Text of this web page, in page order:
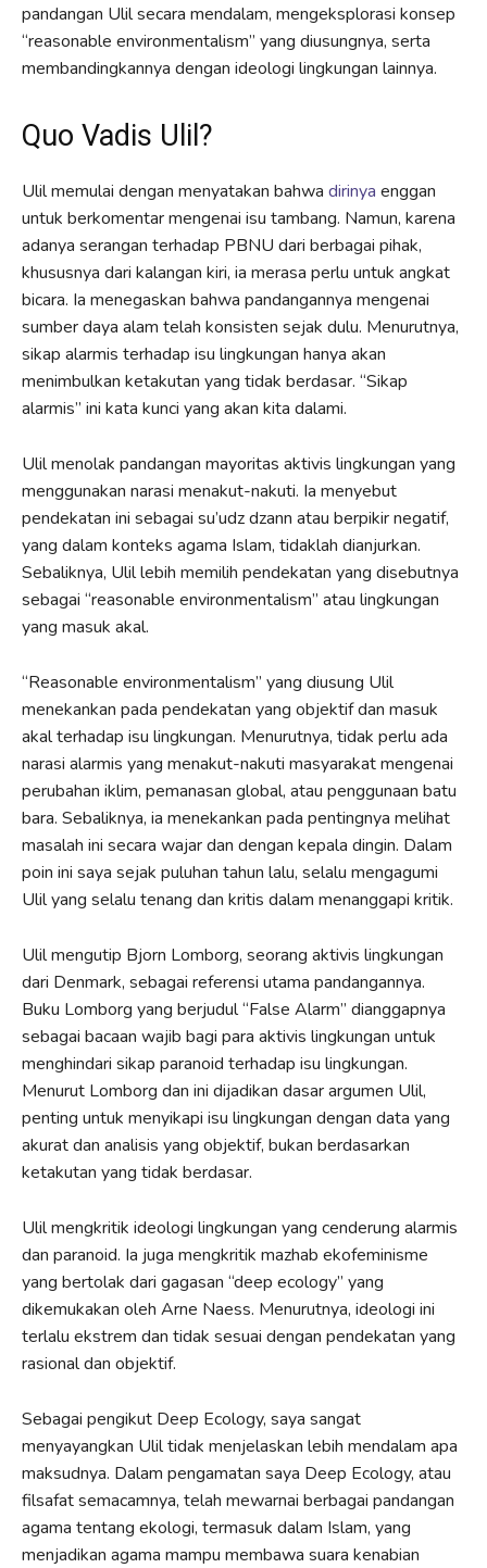
pandangan Ulil secara mendalam, mengeksplorasi konsep
“reasonable environmentalism” yang diusungnya, serta
membandingkannya dengan ideologi lingkungan lainnya.
Quo Vadis Ulil?
Ulil memulai dengan menyatakan bahwa dirinya enggan
untuk berkomentar mengenai isu tambang. Namun, karena
adanya serangan terhadap PBNU dari berbagai pihak,
khususnya dari kalangan kiri, ia merasa perlu untuk angkat
bicara. Ia menegaskan bahwa pandangannya mengenai
sumber daya alam telah konsisten sejak dulu. Menurutnya,
sikap alarmis terhadap isu lingkungan hanya akan
menimbulkan ketakutan yang tidak berdasar. “Sikap
alarmis” ini kata kunci yang akan kita dalami.
Ulil menolak pandangan mayoritas aktivis lingkungan yang
menggunakan narasi menakut-nakuti. Ia menyebut
pendekatan ini sebagai su’udz dzann atau berpikir negatif,
yang dalam konteks agama Islam, tidaklah dianjurkan.
Sebaliknya, Ulil lebih memilih pendekatan yang disebutnya
sebagai “reasonable environmentalism” atau lingkungan
yang masuk akal.
“Reasonable environmentalism” yang diusung Ulil
menekankan pada pendekatan yang objektif dan masuk
akal terhadap isu lingkungan. Menurutnya, tidak perlu ada
narasi alarmis yang menakut-nakuti masyarakat mengenai
perubahan iklim, pemanasan global, atau penggunaan batu
bara. Sebaliknya, ia menekankan pada pentingnya melihat
masalah ini secara wajar dan dengan kepala dingin. Dalam
poin ini saya sejak puluhan tahun lalu, selalu mengagumi
Ulil yang selalu tenang dan kritis dalam menanggapi kritik.
Ulil mengutip Bjorn Lomborg, seorang aktivis lingkungan
dari Denmark, sebagai referensi utama pandangannya.
Buku Lomborg yang berjudul “False Alarm” dianggapnya
sebagai bacaan wajib bagi para aktivis lingkungan untuk
menghindari sikap paranoid terhadap isu lingkungan.
Menurut Lomborg dan ini dijadikan dasar argumen Ulil,
penting untuk menyikapi isu lingkungan dengan data yang
akurat dan analisis yang objektif, bukan berdasarkan
ketakutan yang tidak berdasar.
Ulil mengkritik ideologi lingkungan yang cenderung alarmis
dan paranoid. Ia juga mengkritik mazhab ekofeminisme
yang bertolak dari gagasan “deep ecology” yang
dikemukakan oleh Arne Naess. Menurutnya, ideologi ini
terlalu ekstrem dan tidak sesuai dengan pendekatan yang
rasional dan objektif.
Sebagai pengikut Deep Ecology, saya sangat
menyayangkan Ulil tidak menjelaskan lebih mendalam apa
maksudnya. Dalam pengamatan saya Deep Ecology, atau
filsafat semacamnya, telah mewarnai berbagai pandangan
agama tentang ekologi, termasuk dalam Islam, yang
menjadikan agama mampu membawa suara kenabian